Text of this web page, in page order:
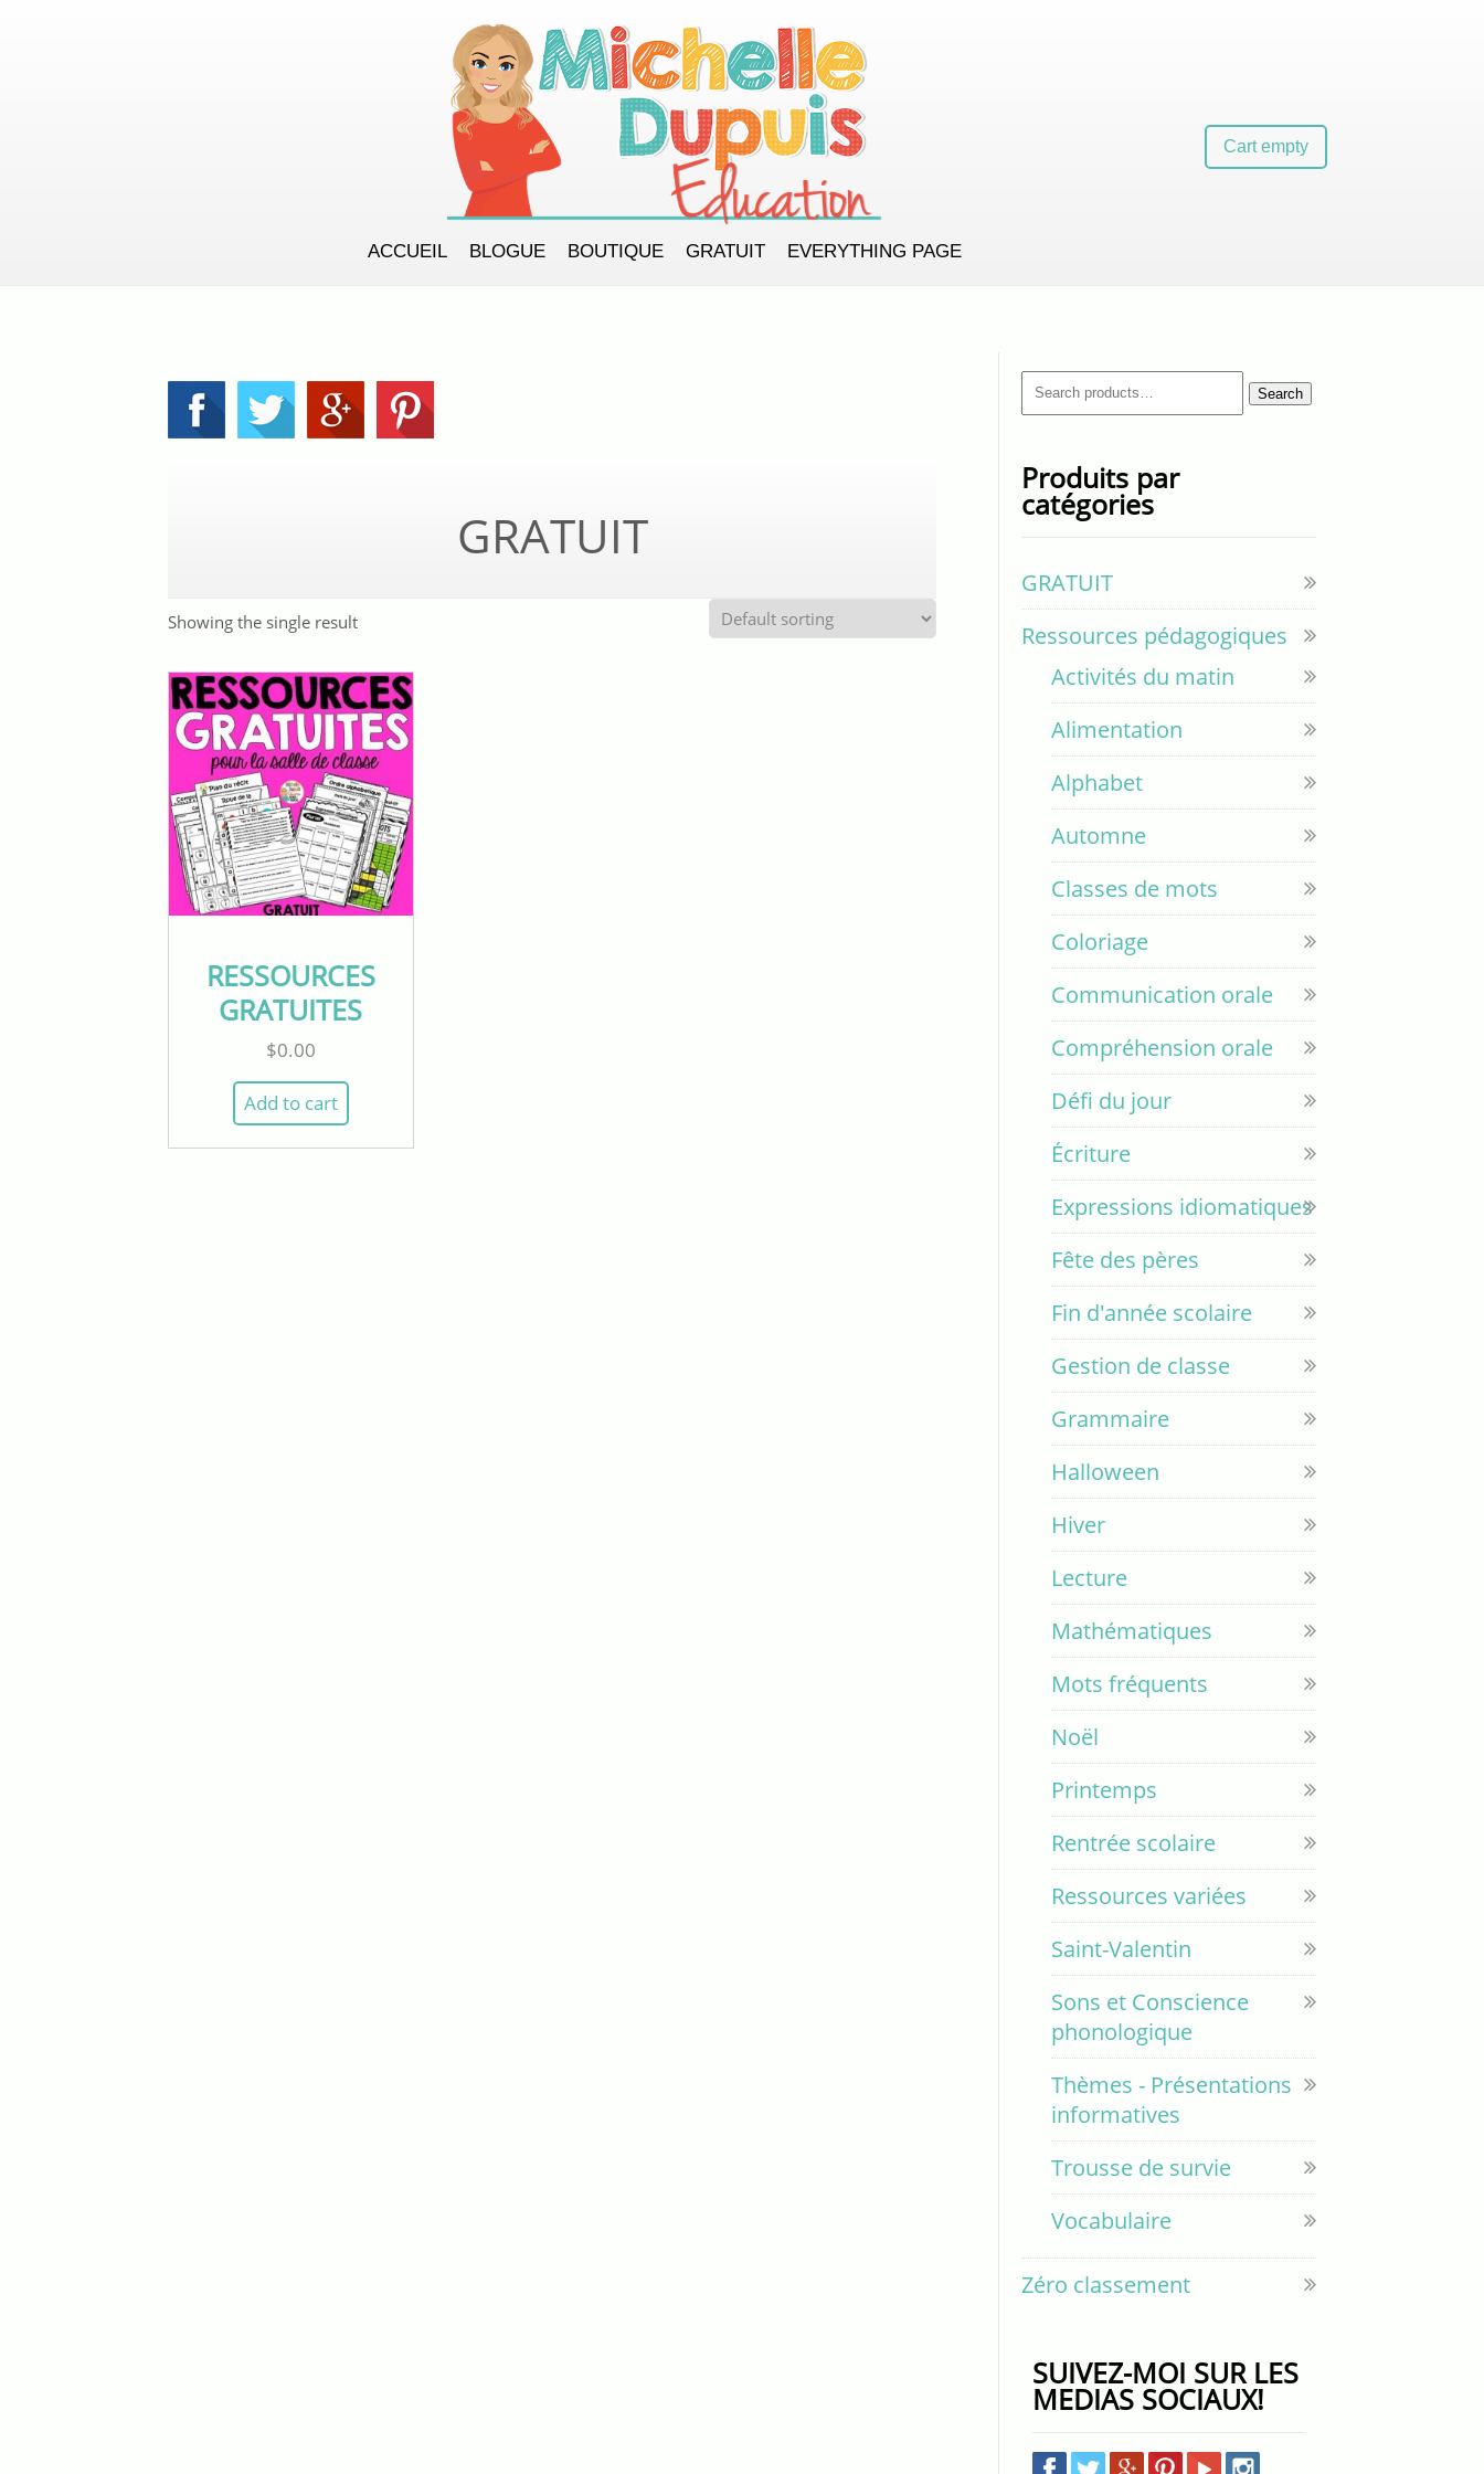
Cart empty
ACCUEIL BLOGUE BOUTIQUE GRATUIT EVERYTHING PAGE
GRATUIT
Showing the single result
RESSOURCES
GRATUITES
$0.00
Add to cart
Search
for:
Search
Produits par
catégories
GRATUIT
Ressources pédagogiques
Activités du matin
Alimentation
Alphabet
Automne
Classes de mots
Coloriage
Communication orale
Compréhension orale
Défi du jour
Écriture
Expressions idiomatiques
Fête des pères
Fin d'année scolaire
Gestion de classe
Grammaire
Halloween
Hiver
Lecture
Mathématiques
Mots fréquents
Noël
Printemps
Rentrée scolaire
Ressources variées
Saint-Valentin
Sons et Conscience
phonologique
Thèmes - Présentations
informatives
Trousse de survie
Vocabulaire
Zéro classement
SUIVEZ-MOI SUR LES
MEDIAS SOCIAUX!